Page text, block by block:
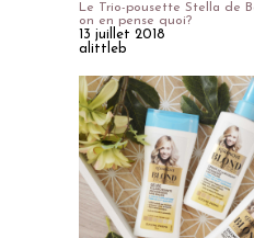
Le Trio-pousette Stella de
on en pense quoi?
13 juillet 2018
alittleb